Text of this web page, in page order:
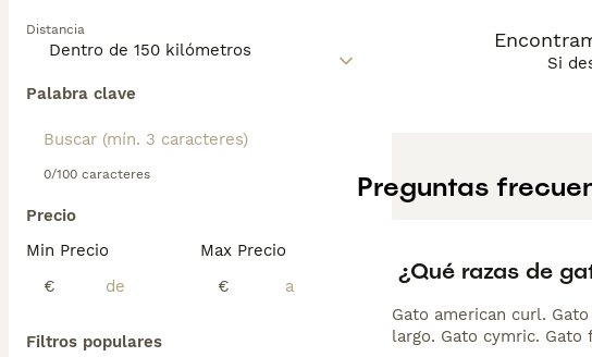
Distancia
Palabra clave
0/100 caracteres
Precio
Min Precio
€
Max Precio
€
Filtros populares
Si
Preguntas
¿Qué razas de
Gato american curl.
largo. Gato cymric. Gato